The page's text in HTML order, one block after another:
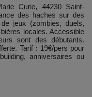
Curie, 44230 Saint-
des haches sur des
jeux (zombies, duels,
locales. Accessible
sont des débutants.
Tarif : 19€/pers pour
anniversaires ou